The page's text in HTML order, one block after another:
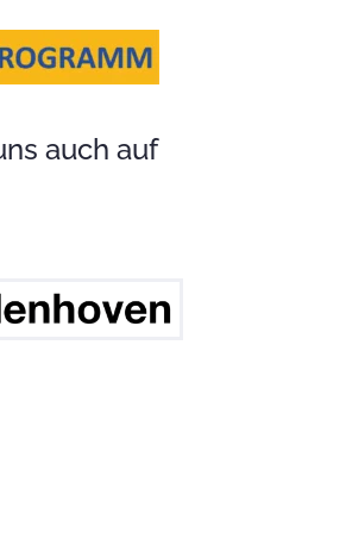
auch auf